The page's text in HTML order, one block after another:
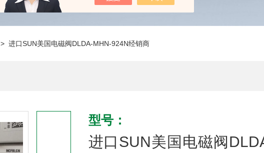
> 进口SUN美国电磁阀DLDA-MHN-924N经销商
型号：
进口SUN美国电磁阀